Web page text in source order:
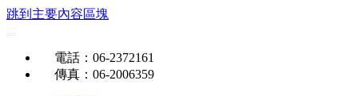
跳到主要內容區塊
電話 ：06-2372161
傳真 ：06-2006359